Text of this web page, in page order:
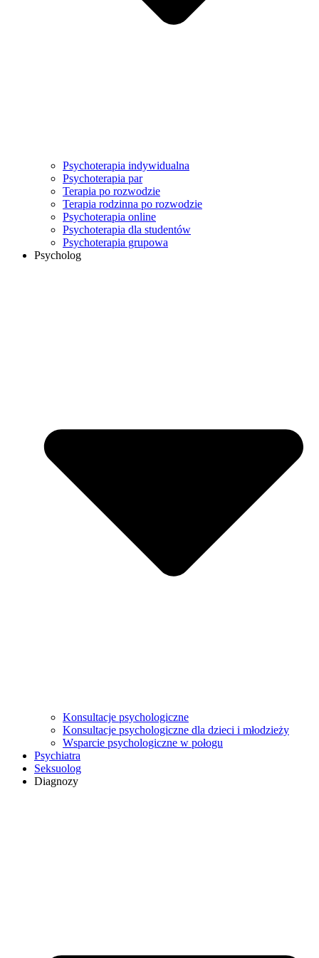
Psychoterapia indywidualna
Psychoterapia par
Terapia po rozwodzie
Terapia rodzinna po rozwodzie
Psychoterapia online
Psychoterapia dla studentów
Psychoterapia grupowa
Psycholog
Konsultacje psychologiczne
Konsultacje psychologiczne dla dzieci i młodzieży
Wsparcie psychologiczne w połogu
Psychiatra
Seksuolog
Diagnozy